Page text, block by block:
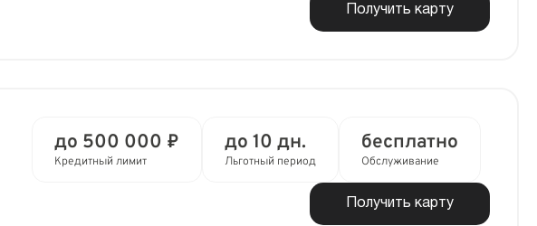
Получить карту
до 500 000 ₽
Кредитный лимит
до 10 дн.
Льготный период
бесплатно
Обслуживание
Получить карту